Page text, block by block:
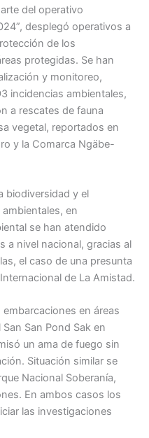
del operativo
desplegó operativos a
de los
protegidas. Se han
y monitoreo,
incidencias ambientales,
a rescates de fauna
vegetal, reportados en
y la Comarca Ngäbe-
biodiversidad y el
en
se han atendido
a nivel nacional, gracias al
el caso de una presunta
de La Amistad.
en áreas
San Pond Sak en
un ama de fuego sin
Situación similar se
Nacional Soberanía,
En ambos casos los
las investigaciones